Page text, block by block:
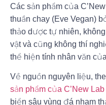
Các sản phẩm của
thuần chay (Eve Vegan)
thảo dược tự nhiên,
vật và cũng không thí
thể hiện tính nhân văn
Về nguồn nguyên liệu,
sản phẩm của C’New Lab
biển sâu vùng đá nham